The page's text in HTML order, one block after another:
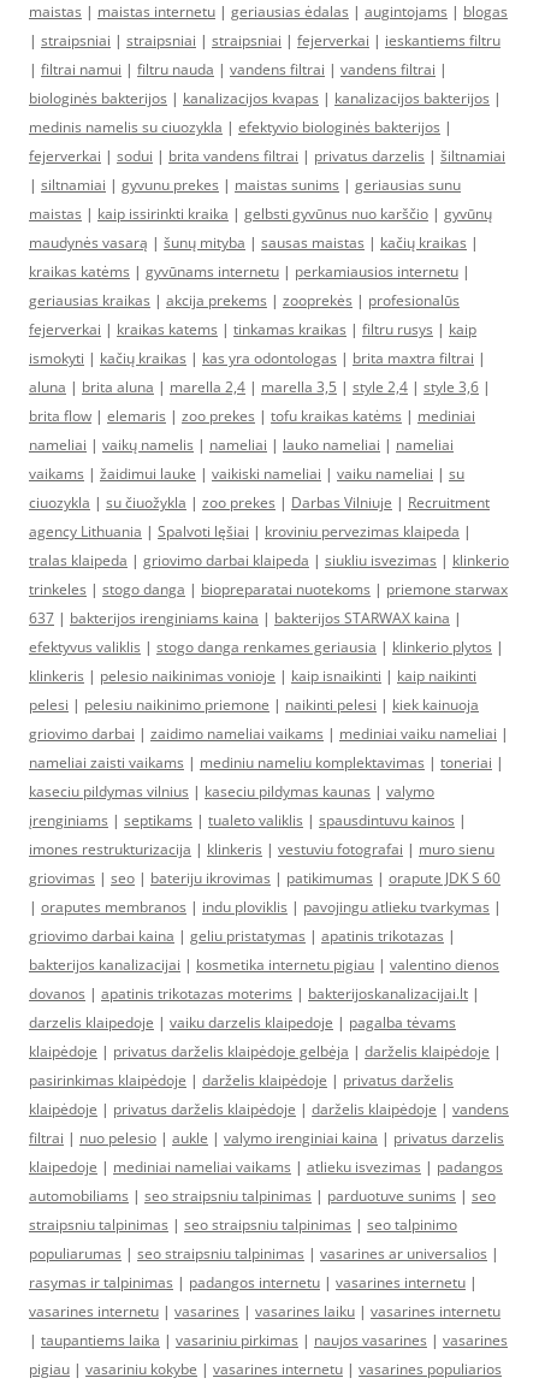
maistas | maistas internetu | geriausias ėdalas | augintojams | blogas
| straipsniai | straipsniai | straipsniai | fejerverkai | ieskantiems filtru
| filtrai namui | filtru nauda | vandens filtrai | vandens filtrai |
biologinės bakterijos | kanalizacijos kvapas | kanalizacijos bakterijos |
medinis namelis su ciuozykla | efektyvio biologinės bakterijos |
fejerverkai | sodui | brita vandens filtrai | privatus darzelis | šiltnamiai
| siltnamiai | gyvunu prekes | maistas sunims | geriausias sunu
maistas | kaip issirinkti kraika | gelbsti gyvūnus nuo karščio | gyvūnų
maudynės vasarą | šunų mityba | sausas maistas | kačių kraikas |
kraikas katėms | gyvūnams internetu | perkamiausios internetu |
geriausias kraikas | akcija prekems | zooprekės | profesionalūs
fejerverkai | kraikas katems | tinkamas kraikas | filtru rusys | kaip
ismokyti | kačių kraikas | kas yra odontologas | brita maxtra filtrai |
aluna | brita aluna | marella 2,4 | marella 3,5 | style 2,4 | style 3,6 |
brita flow | elemaris | zoo prekes | tofu kraikas katėms | mediniai
nameliai | vaikų namelis | nameliai | lauko nameliai | nameliai
vaikams | žaidimui lauke | vaikiski nameliai | vaiku nameliai | su
ciuozykla | su čiuožykla | zoo prekes | Darbas Vilniuje | Recruitment
agency Lithuania | Spalvoti lęšiai | kroviniu pervezimas klaipeda |
tralas klaipeda | griovimo darbai klaipeda | siukliu isvezimas | klinkerio
trinkeles | stogo danga | biopreparatai nuotekoms | priemone starwax
637 | bakterijos irenginiams kaina | bakterijos STARWAX kaina |
efektyvus valiklis | stogo danga renkames geriausia | klinkerio plytos |
klinkeris | pelesio naikinimas vonioje | kaip isnaikinti | kaip naikinti
pelesi | pelesiu naikinimo priemone | naikinti pelesi | kiek kainuoja
griovimo darbai | zaidimo nameliai vaikams | mediniai vaiku nameliai |
nameliai zaisti vaikams | mediniu nameliu komplektavimas | toneriai |
kaseciu pildymas vilnius | kaseciu pildymas kaunas | valymo
įrenginiams | septikams | tualeto valiklis | spausdintuvu kainos |
imones restrukturizacija | klinkeris | vestuviu fotografai | muro sienu
griovimas | seo | bateriju ikrovimas | patikimumas | orapute JDK S 60
| oraputes membranos | indu ploviklis | pavojingu atlieku tvarkymas |
griovimo darbai kaina | geliu pristatymas | apatinis trikotazas |
bakterijos kanalizacijai | kosmetika internetu pigiau | valentino dienos
dovanos | apatinis trikotazas moterims | bakterijoskanalizacijai.lt |
darzelis klaipedoje | vaiku darzelis klaipedoje | pagalba tėvams
klaipėdoje | privatus darželis klaipėdoje gelbėja | darželis klaipėdoje |
pasirinkimas klaipėdoje | darželis klaipėdoje | privatus darželis
klaipėdoje | privatus darželis klaipėdoje | darželis klaipėdoje | vandens
filtrai | nuo pelesio | aukle | valymo irenginiai kaina | privatus darzelis
klaipedoje | mediniai nameliai vaikams | atlieku isvezimas | padangos
automobiliams | seo straipsniu talpinimas | parduotuve sunims | seo
straipsniu talpinimas | seo straipsniu talpinimas | seo talpinimo
populiarumas | seo straipsniu talpinimas | vasarines ar universalios |
rasymas ir talpinimas | padangos internetu | vasarines internetu |
vasarines internetu | vasarines | vasarines laiku | vasarines internetu
| taupantiems laika | vasariniu pirkimas | naujos vasarines | vasarines
pigiau | vasariniu kokybe | vasarines internetu | vasarines populiarios